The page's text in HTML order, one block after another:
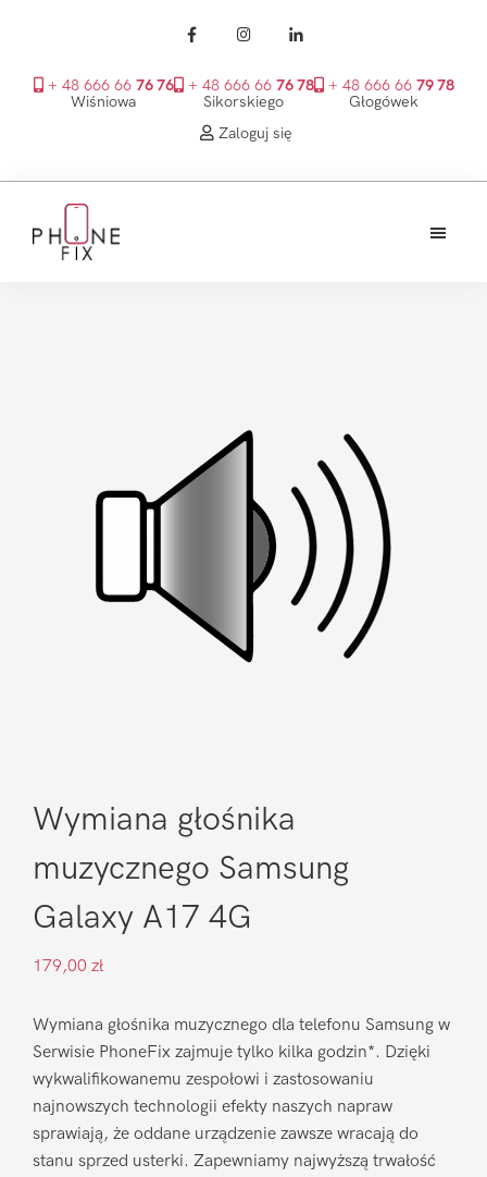
+ 48 666 66 76 76
Wiśniowa
+ 48 666 66 76 78
Sikorskiego
+ 48 666 66 79 78
Głogówek
Zaloguj się
głównego
Wymiana głośnika
muzycznego Samsung
Galaxy A17 4G
179,00 zł
Wymiana głośnika muzycznego dla telefonu Samsung w
Serwisie PhoneFix zajmuje tylko kilka godzin*. Dzięki
wykwalifikowanemu zespołowi i zastosowaniu
najnowszych technologii efekty naszych napraw
sprawiają, że oddane urządzenie zawsze wracają do
stanu sprzed usterki. Zapewniamy najwyższą trwałość